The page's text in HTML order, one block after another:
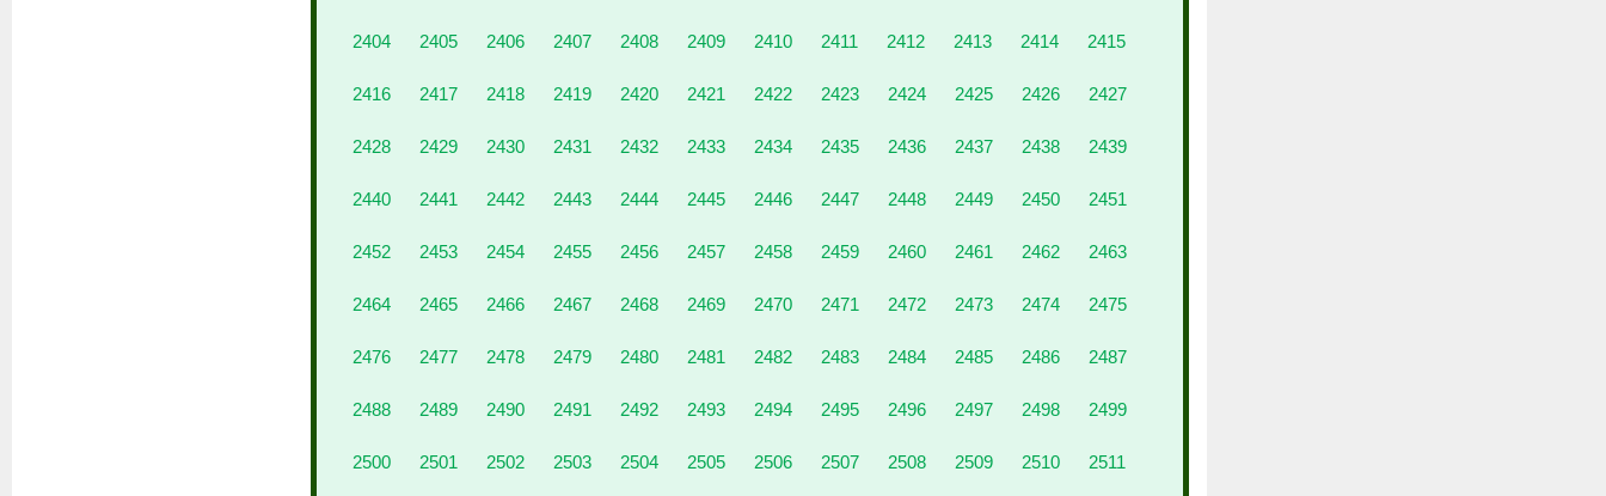
2404 2405 2406 2407 2408 2409 2410 2411 2412 2413 2414 2415
2416 2417 2418 2419 2420 2421 2422 2423 2424 2425 2426 2427
2428 2429 2430 2431 2432 2433 2434 2435 2436 2437 2438 2439
2440 2441 2442 2443 2444 2445 2446 2447 2448 2449 2450 2451
2452 2453 2454 2455 2456 2457 2458 2459 2460 2461 2462 2463
2464 2465 2466 2467 2468 2469 2470 2471 2472 2473 2474 2475
2476 2477 2478 2479 2480 2481 2482 2483 2484 2485 2486 2487
2488 2489 2490 2491 2492 2493 2494 2495 2496 2497 2498 2499
2500 2501 2502 2503 2504 2505 2506 2507 2508 2509 2510 2511